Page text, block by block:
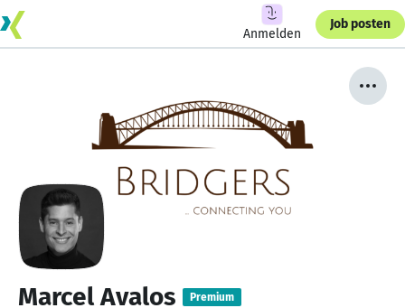
Anmelden
Job posten
Marcel Avalos Premium